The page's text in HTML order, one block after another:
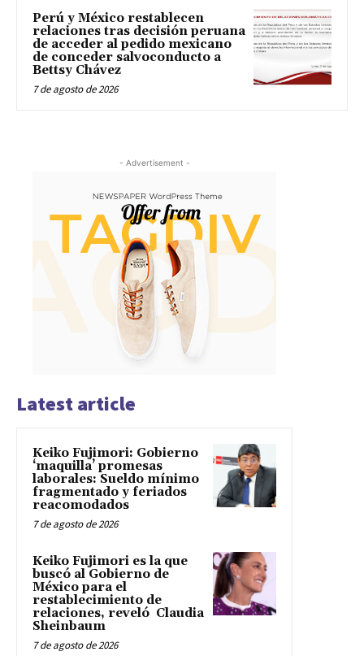
Perú y México restablecen
relaciones tras decisión peruana
de acceder al pedido mexicano
de conceder salvoconducto a
Bettsy Chávez
7 de agosto de 2026
- Advertisement -
Latest article
Keiko Fujimori: Gobierno
‘maquilla’ promesas
laborales: Sueldo mínimo
fragmentado y feriados
reacomodados
7 de agosto de 2026
Keiko Fujimori es la que
buscó al Gobierno de
México para el
restablecimiento de
relaciones, reveló Claudia
Sheinbaum
7 de agosto de 2026